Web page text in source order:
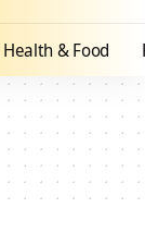
Health & Food